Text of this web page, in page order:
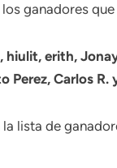
ganadores que
hiulit, erith,
Perez, Carlos R.
lista de